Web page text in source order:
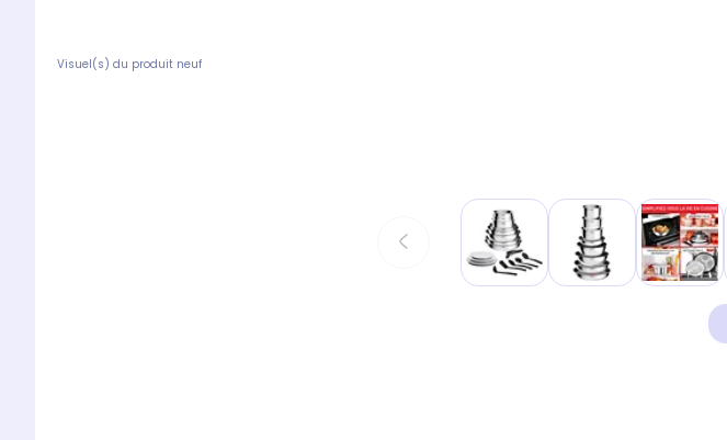
Visuel(s) du produit neuf